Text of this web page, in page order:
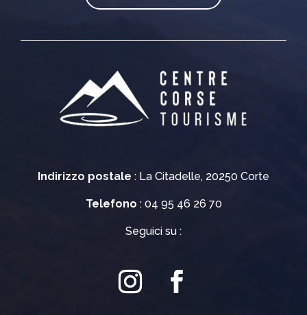
Indirizzo postale : La Citadelle, 20250 Corte
Telefono : 04 95 46 26 70
Seguici su :